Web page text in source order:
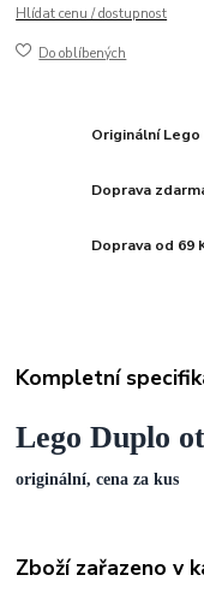
Hlídat cenu / dostupnost
Do oblíbených
Originální Lego
Doprava
Doprava od 69
Kompletní
Lego Duplo
originální, cena za kus
Zboží zařazeno v